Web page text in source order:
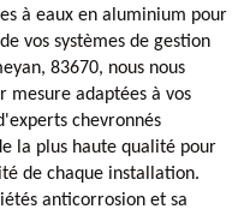
à eaux en aluminium pour
vos systèmes de gestion
83670, nous nous
mesure adaptées à vos
chevronnés
la plus haute qualité pour
de chaque installation.
anticorrosion et sa